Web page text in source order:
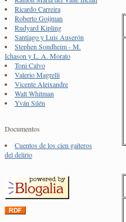
Ricardo Carreira
Roberto Goijman
Rudyard Kipling
Santiago y Luis Auserón
Stephen Sondheim - M.
Ichason y L. A. Morato
Toni Calvo
Valerio Magrelli
Vicente Aleixandre
Walt Whitman
Yván Silén
Documentos
Cuentos de los cien gaiteros
del delirio